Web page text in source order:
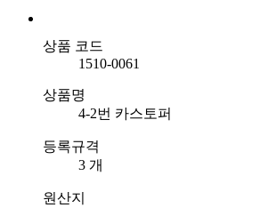
상품 코드
1510-0061
상품명
4-2번 카스토퍼
등록규격
3 개
원산지